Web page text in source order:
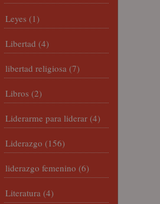
Leyes (1)
Libertad (4)
libertad religiosa (7)
Libros (2)
Liderarme para liderar (4)
Liderazgo (156)
liderazgo femenino (6)
Literatura (4)